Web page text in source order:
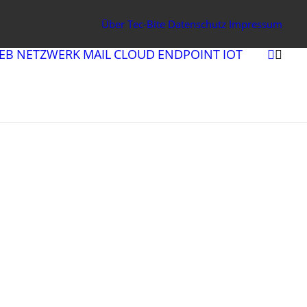
Über Tec-Bite Datenschutz Impressum
NETZWERK MAIL CLOUD ENDPOINT IOT